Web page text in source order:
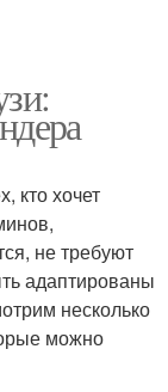
кто хочет
не требуют
адаптированы
несколько
можно